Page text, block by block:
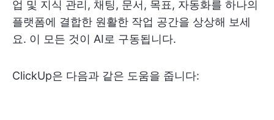
업 및 지식 관리, 채팅, 문서, 목표, 자동화를 하나의
플랫폼에 결합한 원활한 작업 공간을 상상해 보세
요. 이 모든 것이 AI로 구동됩니다.
ClickUp은 다음과 같은 도움을 줍니다: